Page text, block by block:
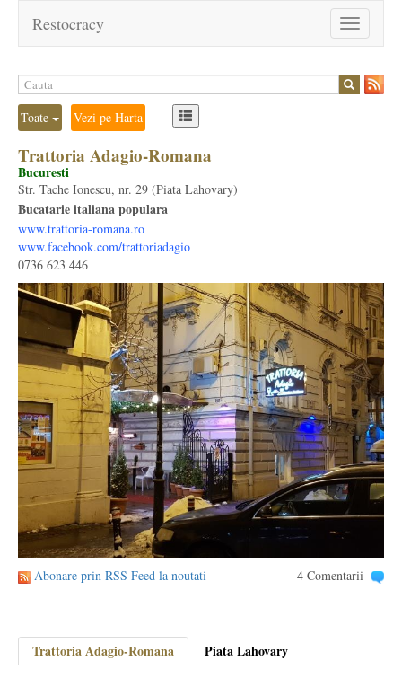
Toggle
navigation
Restocracy
Toate Vezi pe Harta
Trattoria Adagio-Romana
Bucuresti
Str. Tache Ionescu, nr. 29 (Piata Lahovary)
Bucatarie italiana populara
www.trattoria-romana.ro
www.facebook.com/trattoriadagio
0736 623 446
Abonare prin RSS Feed la noutati 4 Comentarii
Trattoria Adagio-Romana
Piata Lahovary